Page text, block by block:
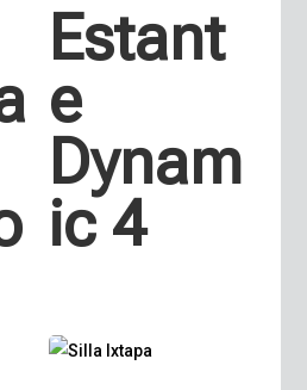
Estant
e
Dynam
ic 4